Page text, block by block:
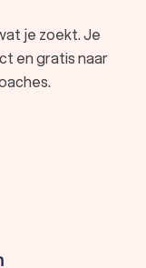
je zoekt. Je
en gratis naar